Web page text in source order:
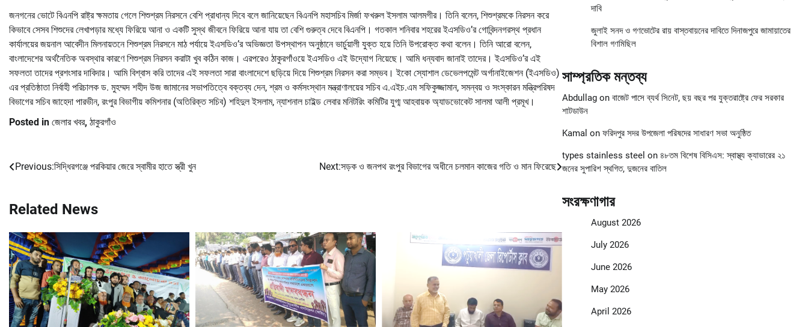
জনগনের ভোটে বিএনপি রাষ্ট্র ক্ষমতায় গেলে শিশুশ্রম নিরসনে বেশি প্রাধান্য দিবে বলে জানিয়েছেন বিএনপি মহাসচিব মির্জা ফখরুল ইসলাম আলমগীর। তিনি বলেন, শিশুশ্রমকে নিরসন করে
কিভাবে সেসব শিশুদের লেখাপড়ার মধ্যে ফিরিয়ে আনা ও একটি সুস্থ জীবনে ফিরিয়ে আনা যায় তা বেশি গুরুত্ব দেবে বিএনপি। গতকাল শনিবার শহরের ইএসডিও’র গোবিন্দনগরস্থ প্রধান
কার্যালয়ের জয়নাল আবেদীন মিলনায়তনে শিশুশ্রম নিরসনে মাঠ পর্যায়ে ইএসডিও’র অভিজ্ঞতা উপস্থাপন অনুষ্ঠানে ভার্চুয়ালী যুক্ত হয়ে তিনি উপরোক্ত কথা বলেন। তিনি আরো বলেন,
বাংলাদেশের অর্থনৈতিক অবস্থার কারণে শিশুশ্রম নিরসন করাটা খুব কঠিন কাজ। এরপরেও ঠাকুরগাঁওয়ে ইএসডিও এই উদ্যোগ নিয়েছে। আমি ধন্যবাদ জানাই তাদের। ইএসডিও’র এই
সফলতা তাদের প্রশংসার দাবিদার। আমি বিশ্বাস করি তাদের এই সফলতা সারা বাংলাদেশে ছড়িয়ে দিয়ে শিশুশ্রম নিরসন করা সম্ভব। ইকো স্যোশাল ডেভেলপমেন্ট অর্গানাইজেশন (ইএসডিও)
এর প্রতিষ্ঠাতা নির্বাহী পরিচালক ড. মুহম্মদ শহীদ উজ জামানের সভাপতিত্বে বক্তব্য দেন, শ্রম ও কর্মসংস্থান মন্ত্রাণালয়ের সচিব এ.এইচ.এম সফিকুজ্জামান, সমন্বয় ও সংস্কারন মন্ত্রিপরিষদ
বিভাগের সচিব জাহেদা পারভীন, রংপুর বিভাগীয় কমিশনার (অতিরিক্ত সচিব) শহিদুল ইসলাম, ন্যাশনাল চাইল্ড লেবার মনিটরিং কমিটির যুগ্ম আহবায়ক অ্যাডভোকেট সালমা আলী প্রমূখ।
Posted in জেলার খবর, ঠাকুরগাঁও
Post
Previous:সিদ্ধিরগঞ্জে পরকিয়ার জেরে স্বামীর হাতে স্ত্রী খুন Next:সড়ক ও জনপথ রংপুর বিভাগের অধীনে চলমান কাজের গতি ও মান ফিরেছে
Related News
দাবি
জুলাই সনদ ও গণভোটের রায় বাস্তবায়নের দাবিতে দিনাজপুরে জামায়াতের
বিশাল গণমিছিল
সাম্প্রতিক মন্তব্য
Abdullagon বাজেট পাসে ব্যর্থ সিনেট, ছয় বছর পর যুক্তরাষ্ট্রে ফের সরকার
শাটডাউন
Kamal on ফরিদপুর সদর উপজেলা পরিষদের সাধারণ সভা অনুষ্ঠিত
types stainless steel on ৪৮তম বিশেষ বিসিএস: স্বাস্থ্য ক্যাডারের ২১
জনের সুপারিশ স্থগিত, দুজনের বাতিল
সংরক্ষণাগার
August 2026
July 2026
June 2026
May 2026
April 2026